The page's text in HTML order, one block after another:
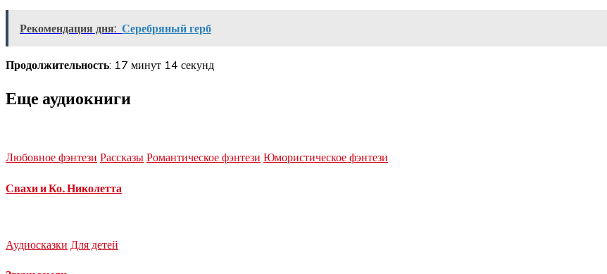
Рекомендация дня: Серебряный герб
Продолжительность: 17 минут 14 секунд
Еще аудиокниги
Любовное фэнтези Рассказы Романтическое фэнтези Юмористическое фэнтези
Свахи и Ко. Николетта
Аудиосказки Для детей